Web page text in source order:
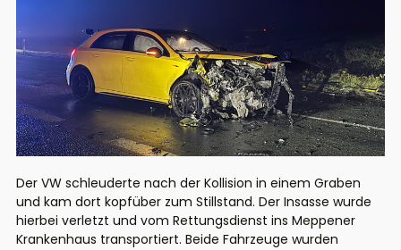
Der VW schleuderte nach der Kollision in einem Graben
und kam dort kopfüber zum Stillstand. Der Insasse wurde
hierbei verletzt und vom Rettungsdienst ins Meppener
Krankenhaus transportiert. Beide Fahrzeuge wurden